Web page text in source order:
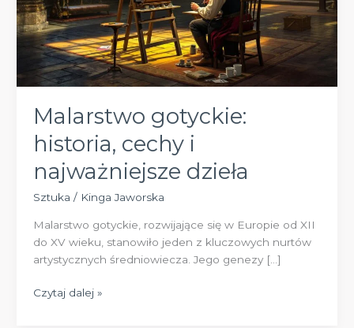
Malarstwo gotyckie:
historia, cechy i
najważniejsze dzieła
Sztuka / Kinga Jaworska
Malarstwo gotyckie, rozwijające się w Europie od XII
do XV wieku, stanowiło jeden z kluczowych nurtów
artystycznych średniowiecza. Jego genezy […]
Malarstwo
Czytaj dalej »